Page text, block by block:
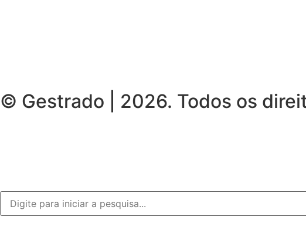
© Gestrado | 2026. Todos os